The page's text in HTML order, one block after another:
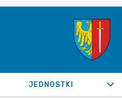
JEDNOSTKI